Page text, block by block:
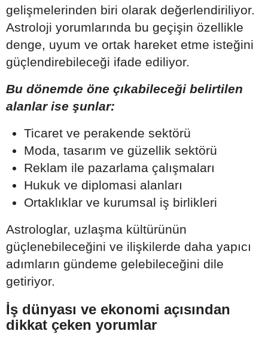
gelişmelerinden biri olarak değerlendiriliyor.
Astroloji yorumlarında bu geçişin özellikle
denge, uyum ve ortak hareket etme isteğini
güçlendirebileceği ifade ediliyor.
Bu dönemde öne çıkabileceği belirtilen
alanlar ise şunlar:
Ticaret ve perakende sektörü
Moda, tasarım ve güzellik sektörü
Reklam ile pazarlama çalışmaları
Hukuk ve diplomasi alanları
Ortaklıklar ve kurumsal iş birlikleri
Astrologlar, uzlaşma kültürünün
güçlenebileceğini ve ilişkilerde daha yapıcı
adımların gündeme gelebileceğini dile
getiriyor.
İş dünyası ve ekonomi açısından
dikkat çeken yorumlar